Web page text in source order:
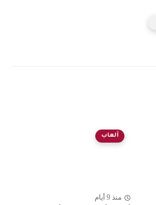
ألعاب
منذ 9 أيام